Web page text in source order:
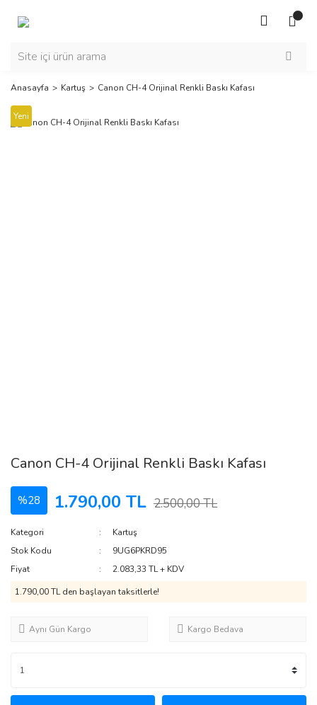
Anasayfa Kartuş Canon CH-4 Orijinal Renkli Baskı Kafası
Yeni
Canon CH-4 Orijinal Renkli Baskı Kafası
%28 1.790,00 TL 2.500,00 TL
Kategori
Kartuş
Stok Kodu
9UG6PKRD95
Fiyat
2.083,33 TL + KDV
1.790,00 TL den başlayan taksitlerle!
Aynı Gün Kargo Kargo Bedava